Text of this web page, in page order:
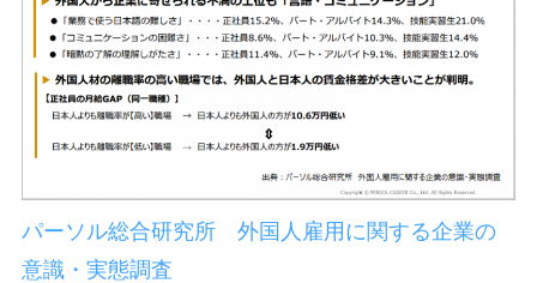
パーソル総合研究所 外国人雇用に関する企業の
意識・実態調査